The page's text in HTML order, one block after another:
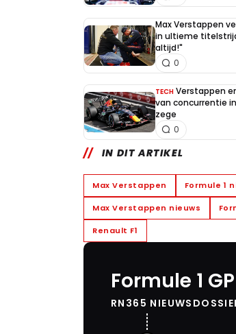
Max Verstappen
in ultieme
altijd!"
0
TECH Verstappen
van concurrentie
zege
0
IN DIT ARTIKEL
Max Verstappen Formule 1
Max Verstappen nieuws
Renault F1
Formule 1
RN365